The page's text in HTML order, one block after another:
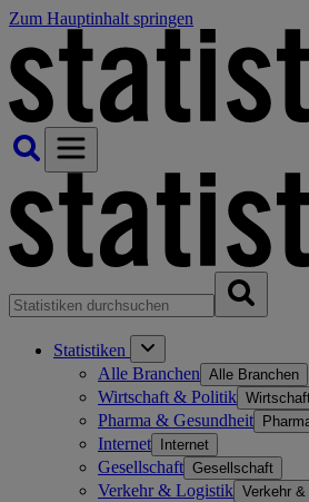
Zum Hauptinhalt springen
Statistiken
Alle Branchen Alle Branchen
Wirtschaft & Politik
Pharma & Gesundheit
Internet Internet
Gesellschaft Gesellschaft
Verkehr & Logistik Verkehr